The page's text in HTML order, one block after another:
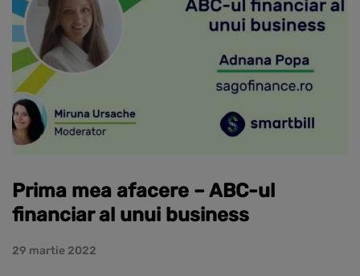
Prima mea afacere – ABC-ul
financiar al unui business
29 martie 2022